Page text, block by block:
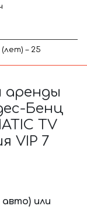
– 25
Бенц
TV
VIP 7
или